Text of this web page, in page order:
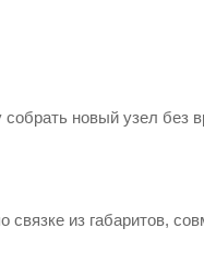
новый узел
из габаритов,